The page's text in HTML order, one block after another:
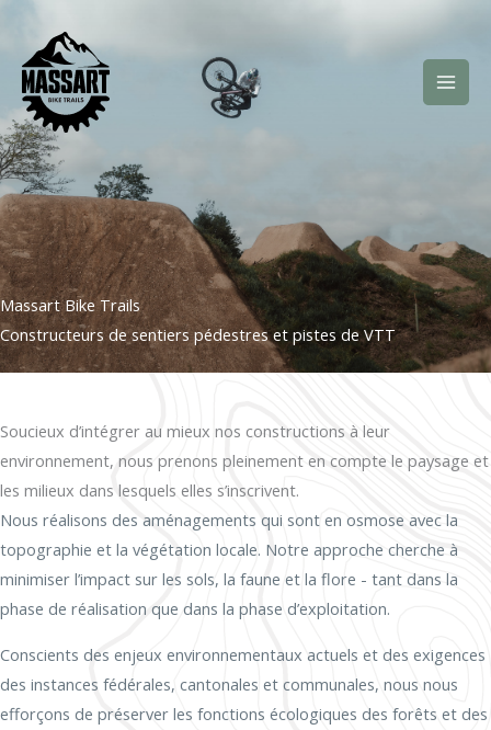
contenu
Massart Bike Trails
Constructeurs de sentiers pédestres et pistes de VTT
Soucieux d’intégrer au mieux nos constructions à leur
environnement, nous prenons pleinement en compte le paysage et
les milieux dans lesquels elles s’inscrivent.
Nous réalisons des aménagements qui sont en osmose avec la
topographie et la végétation locale. Notre approche cherche à
minimiser l’impact sur les sols, la faune et la flore - tant dans la
phase de réalisation que dans la phase d’exploitation.
Conscients des enjeux environnementaux actuels et des exigences
des instances fédérales, cantonales et communales, nous nous
efforçons de préserver les fonctions écologiques des forêts et des